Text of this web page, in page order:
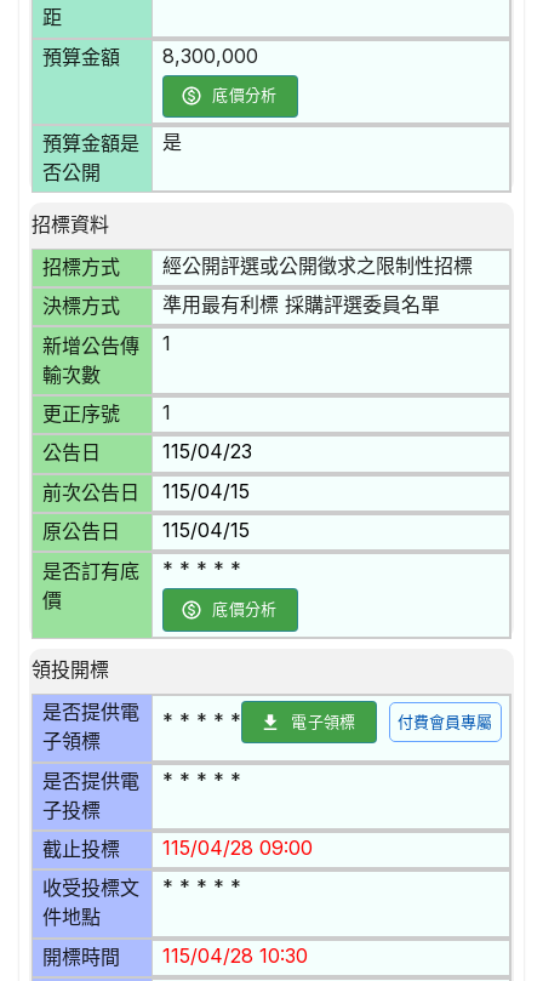
距
預算金額 8,300,000
底價分析
預算金額是
否公開
是
招標資料
招標方式
經公開評選或公開徵求之限制性招標
決標方式 準用最有利標 採購評選委員名單
新增公告傳
輸次數
1
更正序號 1
公告日 115/04/23
前次公告日 115/04/15
原公告日 115/04/15
是否訂有底
價
* * * * *
底價分析
領投開標
是否提供電
子領標
* * * * * 電子領標 付費會員專屬
是否提供電
子投標
* * * * *
截止投標 115/04/28 09:00
收受投標文
件地點
* * * * *
開標時間 115/04/28 10:30